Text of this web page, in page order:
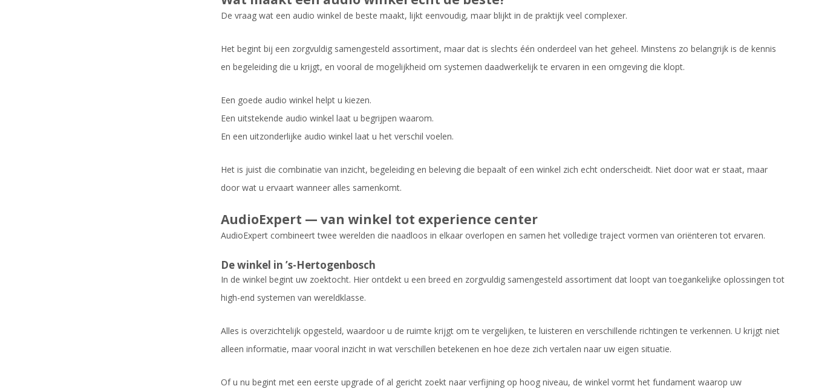
De vraag wat een audio winkel de beste maakt, lijkt eenvoudig, maar blijkt in de praktijk veel complexer.
Het begint bij een zorgvuldig samengesteld assortiment, maar dat is slechts één onderdeel van het geheel. Minstens zo belangrijk is de kennis
en begeleiding die u krijgt, en vooral de mogelijkheid om systemen daadwerkelijk te ervaren in een omgeving die klopt.
Een goede audio winkel helpt u kiezen.
Een uitstekende audio winkel laat u begrijpen waarom.
En een uitzonderlijke audio winkel laat u het verschil voelen.
Het is juist die combinatie van inzicht, begeleiding en beleving die bepaalt of een winkel zich echt onderscheidt. Niet door wat er staat, maar
door wat u ervaart wanneer alles samenkomt.
AudioExpert — van winkel tot experience center
AudioExpert combineert twee werelden die naadloos in elkaar overlopen en samen het volledige traject vormen van oriënteren tot ervaren.
De winkel in ’s-Hertogenbosch
In de winkel begint uw zoektocht. Hier ontdekt u een breed en zorgvuldig samengesteld assortiment dat loopt van toegankelijke oplossingen tot
high-end systemen van wereldklasse.
Alles is overzichtelijk opgesteld, waardoor u de ruimte krijgt om te vergelijken, te luisteren en verschillende richtingen te verkennen. U krijgt niet
alleen informatie, maar vooral inzicht in wat verschillen betekenen en hoe deze zich vertalen naar uw eigen situatie.
Of u nu begint met een eerste upgrade of al gericht zoekt naar verfijning op hoog niveau, de winkel vormt het fundament waarop uw